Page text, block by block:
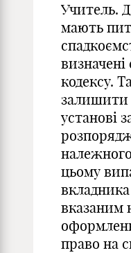
Учитель.
мають
визначені
кодексу.
залишити
установі
цьому
вказаним
право на